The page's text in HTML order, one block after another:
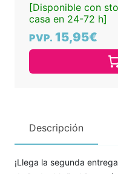
[Disponible con
casa en 24-72 h]
PVP. 15,95€
Descripción
¡Llega la segunda